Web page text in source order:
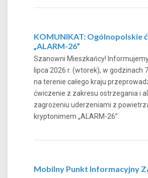
KOMUNIKAT: Ogólnopolskie
„ALARM-26”
Szanowni Mieszkańcy!
lipca 2026 r. (wtorek), w godzinach
na terenie całego kraju
ćwiczenie z zakresu ostrzegania i
zagrożeniu uderzeniami z
kryptonimem „ALARM-26”.
Mobilny Punkt Informacyjny